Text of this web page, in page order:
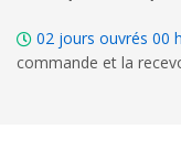
02 jours ouvrés 00
commande et la